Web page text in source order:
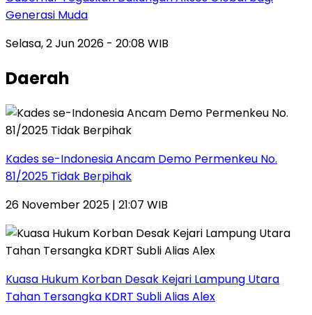
Generasi Muda
Selasa, 2 Jun 2026 - 20:08 WIB
Daerah
Kades se-Indonesia Ancam Demo Permenkeu No.
81/2025 Tidak Berpihak
26 November 2025 | 21:07 WIB
Kuasa Hukum Korban Desak Kejari Lampung Utara
Tahan Tersangka KDRT Subli Alias Alex